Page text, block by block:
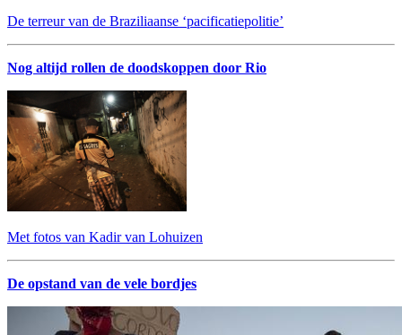
De terreur van de Braziliaanse ‘pacificatiepolitie’
Nog altijd rollen de doodskoppen door Rio
Met fotos van Kadir van Lohuizen
De opstand van de vele bordjes